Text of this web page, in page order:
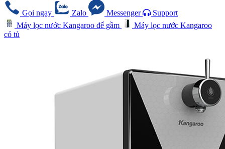
Gọi ngay Zalo Messenger
Support
Máy lọc nước Kangaroo để gầm
Máy lọc nước Kangaroo
có tủ